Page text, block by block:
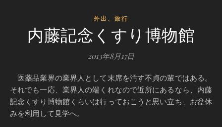
外出、旅行
内藤記念くすり博物館
2013年8月17日
医薬品業界の業界人として末席を汚す不貞の輩ではある。
それでも一応、業界人の端くれなので近所にあるなら、内藤
記念くすり博物館くらいは行っておこうと思い立ち、お盆休
みを利用して見学へ。